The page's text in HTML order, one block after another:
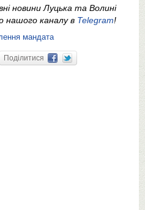
новини Луцька та Волині
нашого каналу в Telegram!
мандата
Поділитися